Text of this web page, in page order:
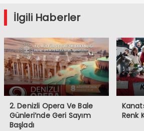
İlgili Haberler
2. Denizli Opera Ve Bale
Günleri’nde Geri Sayım
Başladı
Renk